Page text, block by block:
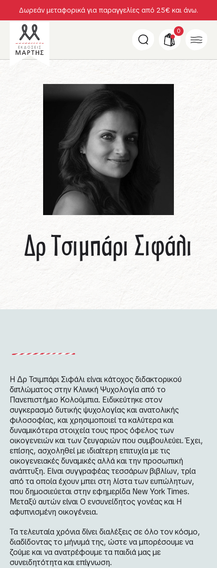
Δωρεάν μεταφορικά για παραγγελίες από 25€ και άνω.
0
Δρ Τσιμπάρι Σιφάλι
Η Δρ Τσιμπάρι Σιφάλι είναι κάτοχος διδακτορικού
διπλώματος στην Κλινική Ψυχολογία από το
Πανεπιστήμιο Κολούμπια. Ειδικεύτηκε στον
συγκερασμό δυτικής ψυχολογίας και ανατολικής
φιλοσοφίας, και χρησιμοποιεί τα καλύτερα και
δυναμικότερα στοιχεία τους προς όφελος των
οικογενειών και των ζευγαριών που συμβουλεύει. Έχει,
επίσης, ασχοληθεί με ιδιαίτερη επιτυχία με τις
οικογενειακές δυναμικές αλλά και την προσωπική
ανάπτυξη. Είναι συγγραφέας τεσσάρων βιβλίων, τρία
από τα οποία έχουν μπει στη λίστα των ευπώλητων,
που δημοσιεύεται στην εφημερίδα New York Times.
Mεταξύ αυτών είναιΟ ενσυνείδητος γονέαςκαι Η
αφυπνισμένη οικογένεια.
Τα τελευταία χρόνια δίνει διαλέξεις σε όλο τον κόσμο,
διαδίδοντας το μήνυμά της, ώστε να μπορέσουμε να
ζούμε και να ανατρέφουμε τα παιδιά μας με
συνειδητότητα και επίγνωση.